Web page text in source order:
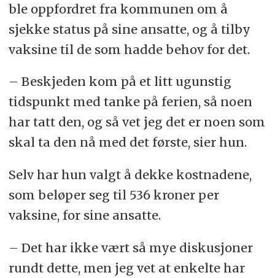
ble oppfordret fra kommunen om å
sjekke status på sine ansatte, og å tilby
vaksine til de som hadde behov for det.
– Beskjeden kom på et litt ugunstig
tidspunkt med tanke på ferien, så noen
har tatt den, og så vet jeg det er noen som
skal ta den nå med det første, sier hun.
Selv har hun valgt å dekke kostnadene,
som beløper seg til 536 kroner per
vaksine, for sine ansatte.
– Det har ikke vært så mye diskusjoner
rundt dette, men jeg vet at enkelte har